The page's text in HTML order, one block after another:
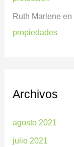
Ruth Marlene en
propiedades
Archivos
agosto 2021
julio 2021